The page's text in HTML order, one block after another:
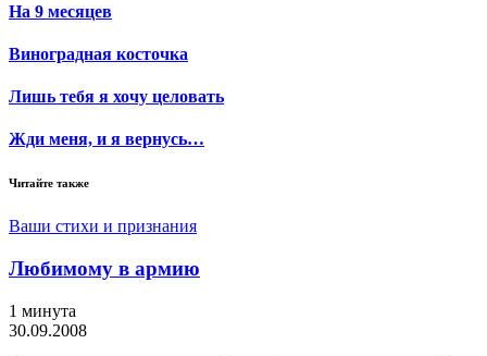
На 9 месяцев
Виноградная косточка
Лишь тебя я хочу целовать
Жди меня, и я вернусь…
Читайте также
Ваши стихи и признания
Любимому в армию
1 минута
30.09.2008